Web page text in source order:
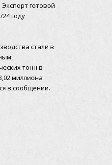
готовой
году
стали в
тонн в
миллиона
в сообщении.